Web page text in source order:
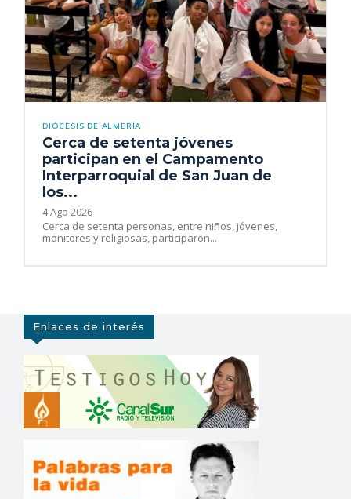
DIÓCESIS DE ALMERÍA
Cerca de setenta jóvenes
participan en el Campamento
Interparroquial de San Juan de
los...
4 Ago 2026
Cerca de setenta personas, entre niños, jóvenes,
monitores y religiosas, participaron...
Enlaces de interés